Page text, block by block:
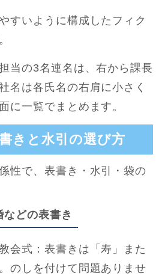
すいように構成したフィク
当の3名連名は、右から課長
は各氏名の右肩に小さく
に一覧でまとめます。
きと水引の選び方
性で、表書き・水引・袋の
どの表書き
会式：表書きは「寿」また
のしを付けて問題ありませ